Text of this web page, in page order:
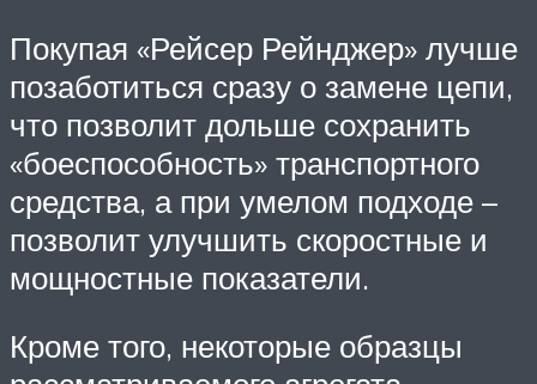
Покупая «Рейсер Рейнджер» лучше
позаботиться сразу о замене цепи,
что позволит дольше сохранить
«боеспособность» транспортного
средства, а при умелом подходе –
позволит улучшить скоростные и
мощностные показатели.
Кроме того, некоторые образцы